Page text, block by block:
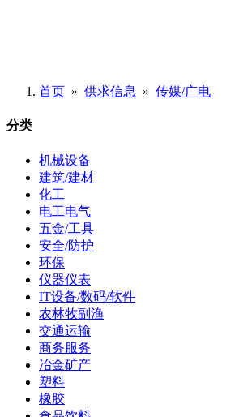
首页 » 供求信息 » 传媒/广电
分类
机械设备
建筑/建材
化工
电工电气
五金/工具
安全/防护
环保
仪器仪表
IT设备/数码/软件
农林牧副渔
交通运输
商务服务
冶金矿产
塑料
橡胶